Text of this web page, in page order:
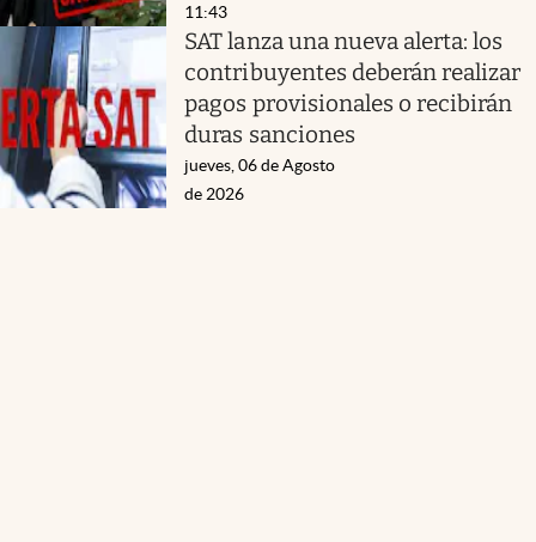
11:43
SAT lanza una nueva alerta: los
contribuyentes deberán realizar
pagos provisionales o recibirán
duras sanciones
jueves, 06 de Agosto
de 2026